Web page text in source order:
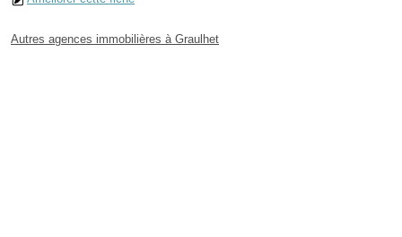
Autres agences immobilières à Graulhet